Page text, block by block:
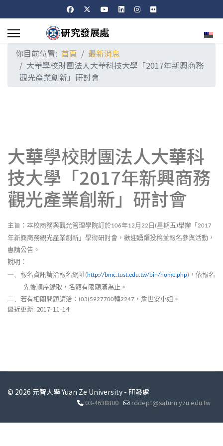
選擇
你目前位置: 首頁
最新消息
大華學校財團法人大華科技大學「2017年新興商務
觀光產業創新」研討會
大華學校財團法人大華科
技大學「2017年新興商務
觀光產業創新」研討會
主旨：本校商務與觀光管理學院訂於106年12月 22 日 (星期五)舉辦「 2017
年新興商務觀光產業創新」學術研討會，歡迎踴躍投稿並報名參與活動，
惠請公告。
說明：
一、 報名資訊請洽報名網址( http://bmc.tust.edu.tw/bin/home.php) ，依報名
先後順序錄取，名額有限額滿為止。
二、 若有相關問題請洽： (03(5927700轉2247 ，詹世安小姐。
最近更新: 2017-11-14
© 2026 元智大學 Yuan Ze University - 研發處
03-4638800 rddept@saturn.yzu.edu.tw